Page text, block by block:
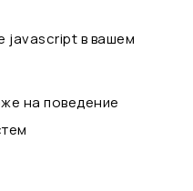
javascript в вашем
на поведение